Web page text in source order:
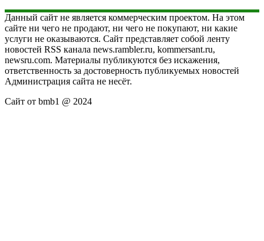
Данный сайт не является коммерческим проектом. На этом
сайте ни чего не продают, ни чего не покупают, ни какие
услуги не оказываются. Сайт представляет собой ленту
новостей RSS канала news.rambler.ru, kommersant.ru,
newsru.com. Материалы публикуются без искажения,
ответственность за достоверность публикуемых новостей
Администрация сайта не несёт.
Сайт от bmb1 @ 2024